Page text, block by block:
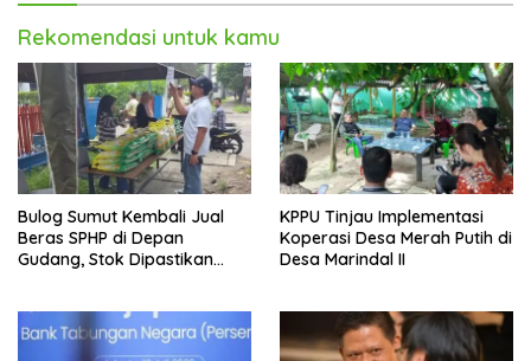
Rekomendasi untuk kamu
Bulog Sumut Kembali Jual
Beras SPHP di Depan
Gudang, Stok Dipastikan
KPPU Tinjau Implementasi
Koperasi Desa Merah Putih di
Desa Marindal II